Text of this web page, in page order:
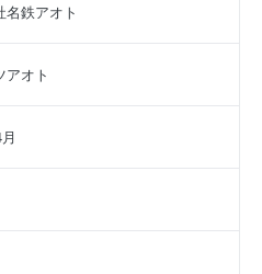
名鉄アオト
アオト